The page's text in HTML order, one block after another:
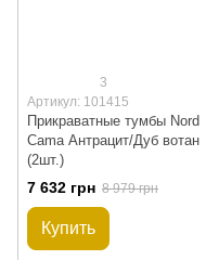
3
Артикул: 101415
Прикраватные тумбы Nord
Cama Антрацит/Дуб вотан
(2шт.)
7 632 грн 8 979 грн
Купить